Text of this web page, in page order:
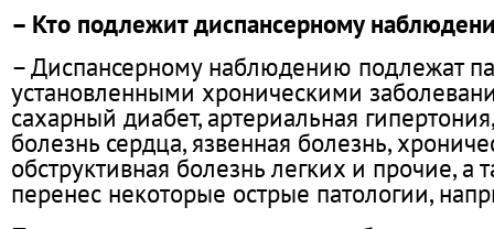
– Кто подлежит диспансерному
– Диспансерному наблюдению подлежат
установленными хроническими
сахарный диабет, артериальная
болезнь сердца, язвенная болезнь,
обструктивная болезнь легких и прочие, а
перенес некоторые острые патологии,